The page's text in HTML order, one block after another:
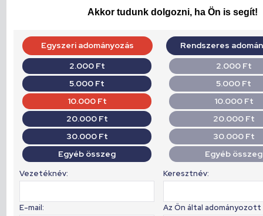
Akkor tudunk dolgozni, ha Ön is segít!